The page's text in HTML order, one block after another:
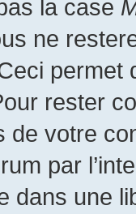
la case
ne
permet
rester
de votre
par
dans une